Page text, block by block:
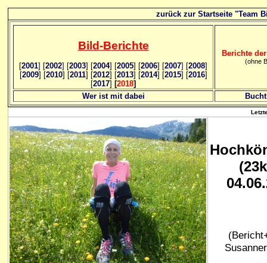
zurück zur Startseite "Team
Bild-Berichte
[2001] [2002] [2003] [2004] [2005] [2006] [2007] [2008]
[2009] [2010] [2011] [2012] [2013] [2014] [2015] [2016]
[2017] [2018]
Berichte
(ohne
Wer ist mit dabei